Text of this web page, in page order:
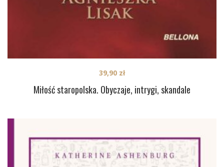
Miłość staropolska. Obyczaje, intrygi, skandale
39,90 zł